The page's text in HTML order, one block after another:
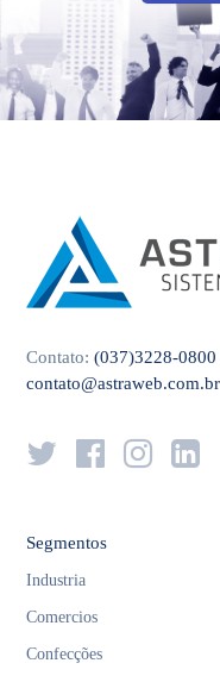
Contato: (037)3228-
contato@astraweb.com.br
Segmentos
Industria
Comercios
Confecções